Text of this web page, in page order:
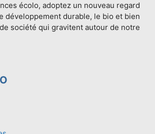
écolo, adoptez un nouveau regard
développement durable, le bio et bien
société qui gravitent autour de notre